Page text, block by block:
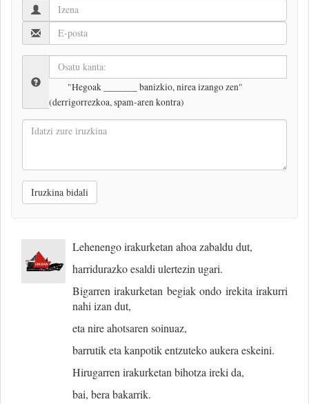
"Hegoak _______ banizkio, nirea izango zen"
(derrigorrezkoa, spam-aren kontra)
Idatzi
Iruzkina bidali
Lehenengo irakurketan ahoa zabaldu dut,
harridurazko esaldi ulertezin ugari.
Bigarren irakurketan begiak ondo irekita irakurri
nahi izan dut,
eta nire ahotsaren soinuaz,
barrutik eta kanpotik entzuteko aukera eskeini.
Hirugarren irakurketan bihotza ireki da,
bai, bera bakarrik.